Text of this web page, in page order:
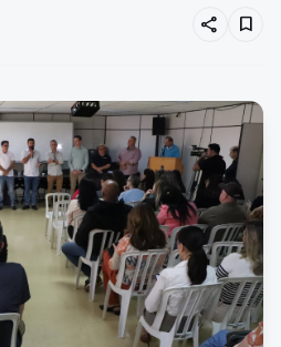
share bookmark